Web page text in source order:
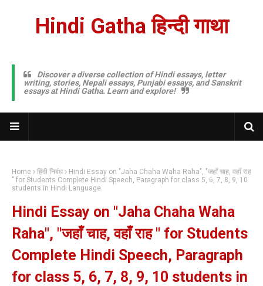
Hindi Gatha हिन्दी गाथा
Discover a diverse collection of Hindi essays, letter
writing, stories, Nepali essays, Punjabi essays, and Sanskrit
essays at Hindi Gatha. Learn and explore!
Home हिंदी निबंध
Hindi Essay on "Jaha Chaha Waha Raha", "जहाँ चाह, वहाँ राह
" for Students Complete Hindi Speech, Paragraph for class 5, 6, 7, 8, 9, 10
students in Hindi Language.
Hindi Essay on "Jaha Chaha Waha
Raha", "जहाँ चाह, वहाँ राह " for Students
Complete Hindi Speech, Paragraph
for class 5, 6, 7, 8, 9, 10 students in